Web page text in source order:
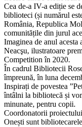
Cea de-a IV-a ediție se
biblioteci (și numărul
România, Republica
comunitățile din jurul
Imaginea de anul
Neacşu, ilustratoare
Competition în 2020.
În cadrul Bibliotecii
împreună, în luna
Inspirați de povestea
întâlni la bibliotecă și
minunate, pentru copii.
Coordonatorii
Onești sunt